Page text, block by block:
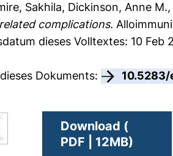
Sakhila, Dickinson, Anne M.,
complications.
dieses Volltextes: 10 Feb
Dokuments:
Download (
PDF | 12MB)